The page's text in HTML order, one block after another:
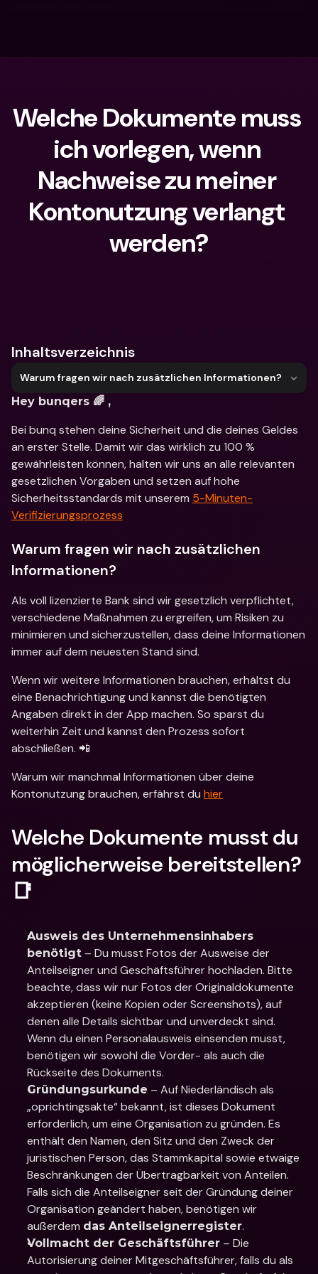
Welche Dokumente muss
ich vorlegen, wenn
Nachweise zu meiner
Kontonutzung verlangt
werden?
Inhaltsverzeichnis
Warum fragen wir nach zusätzlichen Informationen?
Hey bunqers 🌈 ,
Bei bunq stehen deine Sicherheit und die deines Geldes
an erster Stelle. Damit wir das wirklich zu 100 %
gewährleisten können, halten wir uns an alle relevanten
gesetzlichen Vorgaben und setzen auf hohe
Sicherheitsstandards mit unserem 5-Minuten-
Verifizierungsprozess
Warum fragen wir nach zusätzlichen
Informationen?
Als voll lizenzierte Bank sind wir gesetzlich verpflichtet,
verschiedene Maßnahmen zu ergreifen, um Risiken zu
minimieren und sicherzustellen, dass deine Informationen
immer auf dem neuesten Stand sind.
Wenn wir weitere Informationen brauchen, erhältst du
eine Benachrichtigung und kannst die benötigten
Angaben direkt in der App machen. So sparst du
weiterhin Zeit und kannst den Prozess sofort
abschließen. 📲
Warum wir manchmal Informationen über deine
Kontonutzung brauchen, erfährst du hier
Welche Dokumente musst du
möglicherweise bereitstellen?
📑
Ausweis des Unternehmensinhabers
benötigt – Du musst Fotos der Ausweise der
Anteilseigner und Geschäftsführer hochladen. Bitte
beachte, dass wir nur Fotos der Originaldokumente
akzeptieren (keine Kopien oder Screenshots), auf
denen alle Details sichtbar und unverdeckt sind.
Wenn du einen Personalausweis einsenden musst,
benötigen wir sowohl die Vorder- als auch die
Rückseite des Dokuments.
Gründungsurkunde – Auf Niederländisch als
„oprichtingsakte“ bekannt, ist dieses Dokument
erforderlich, um eine Organisation zu gründen. Es
enthält den Namen, den Sitz und den Zweck der
juristischen Person, das Stammkapital sowie etwaige
Beschränkungen der Übertragbarkeit von Anteilen.
Falls sich die Anteilseigner seit der Gründung deiner
Organisation geändert haben, benötigen wir
außerdem das Anteilseignerregister.
Vollmacht der Geschäftsführer – Die
Autorisierung deiner Mitgeschäftsführer, falls du als